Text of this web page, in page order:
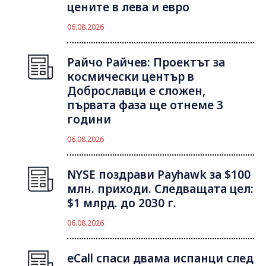
цените в лева и евро
06.08.2026
Райчо Райчев: Проектът за
космически център в
Доброславци е сложен,
първата фаза ще отнеме 3
години
06.08.2026
NYSE поздрави Payhawk за $100
млн. приходи. Следващата цел:
$1 млрд. до 2030 г.
06.08.2026
eCall спаси двама испанци след